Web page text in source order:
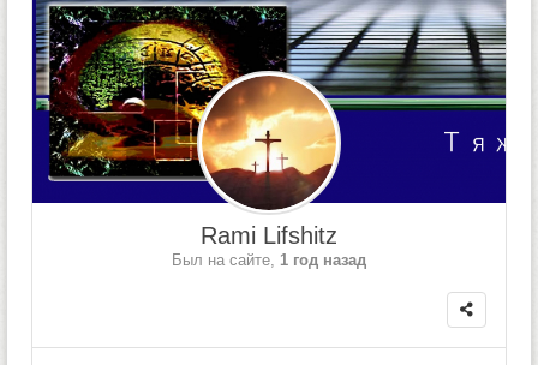
МУЗЫКА
БИБЛИЯ
ОПРОСЫ
НОВОСТИ
Rami Lifshitz
Был на сайте, 1 год назад